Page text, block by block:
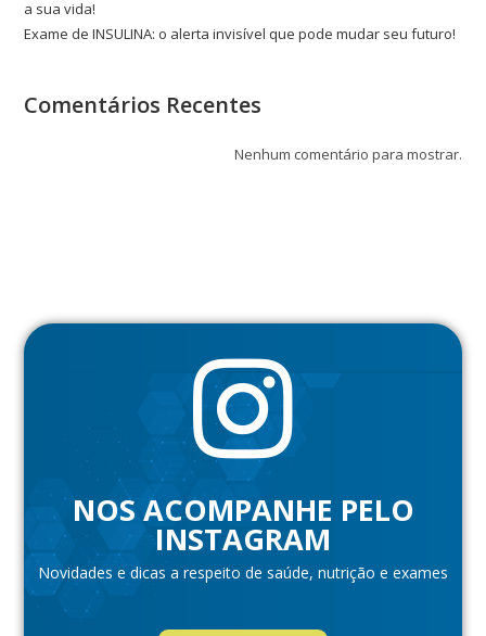
a sua vida!
Exame de INSULINA: o alerta invisível que pode mudar seu futuro!
Comentários Recentes
Nenhum comentário para mostrar.
NOS ACOMPANHE PELO
INSTAGRAM
Novidades e dicas a respeito de saúde, nutrição e exames